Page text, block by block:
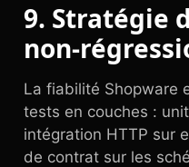
9. Stratégie
non-
La fiabilité Shopware
tests en couches :
intégration HTTP sur
de contrat sur les